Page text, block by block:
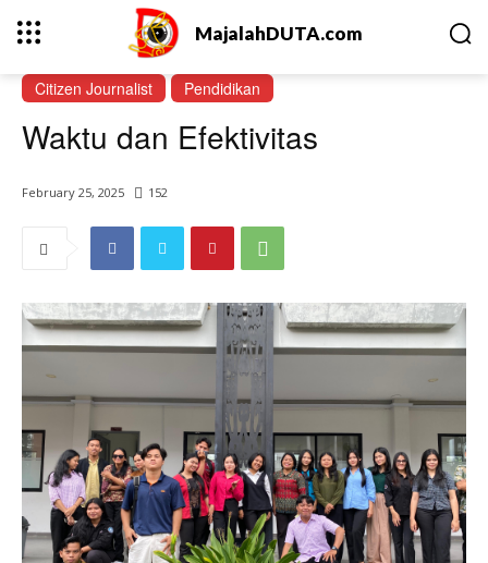
MajalahDUTA.com
Citizen Journalist Pendidikan
Waktu dan Efektivitas
February 25, 2025 152